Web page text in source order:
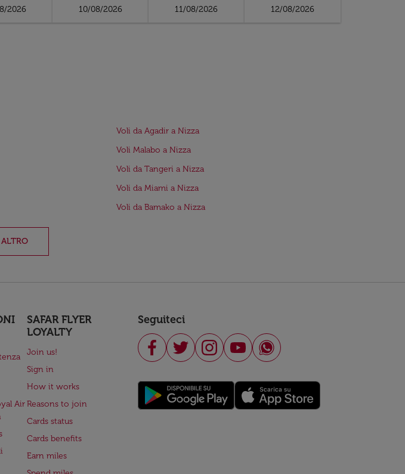
2026 10/08/2026 11/08/2026 12/08/2026
Voli da Agadir a Nizza
Voli Malabo a Nizza
Voli da Tangeri a Nizza
Voli da Miami a Nizza
Voli da Bamako a Nizza
Air
SAFAR FLYER
LOYALTY
Join us!
Sign in
How it works
Reasons to join
Cards status
Cards benefits
Earn miles
Seguiteci